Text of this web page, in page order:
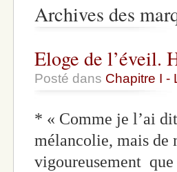
Archives des
Eloge de l’éveil.
Posté dans Chapitre I -
* « Comme je l’ai
mélancolie, mais de
vigoureusement